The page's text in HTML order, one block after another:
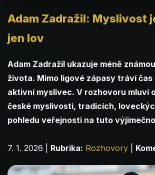
Adam Zadražil: Myslivost
jen lov
Adam Zadražil ukazuje méně
života. Mimo ligové zápasy tráví
aktivní myslivec. V rozhovoru mluví
české myslivosti, tradicích,
pohledu veřejnosti na tuto
7. 1. 2026 Rubrika: Rozhovory